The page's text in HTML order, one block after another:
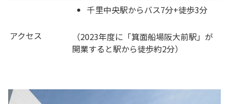
アクセス
千里中央駅からバス7分+徒歩3分
（2023年度に「箕面船場阪大前駅」が
開業すると駅から徒歩約2分）